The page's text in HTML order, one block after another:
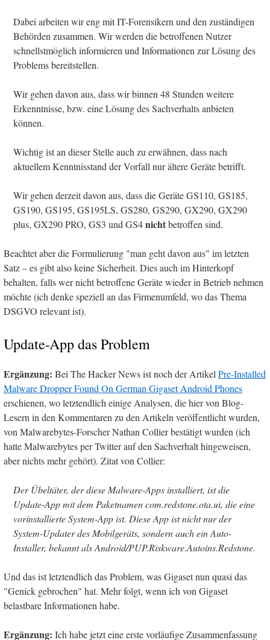
Dabei arbeiten wir eng mit IT-Forensikern und den zuständigen
Behörden zusammen. Wir werden die betroffenen Nutzer
schnellstmöglich informieren und Informationen zur Lösung des
Problems bereitstellen.
Wir gehen davon aus, dass wir binnen 48 Stunden weitere
Erkenntnisse, bzw. eine Lösung des Sachverhalts anbieten
können.
Wichtig ist an dieser Stelle auch zu erwähnen, dass nach
aktuellem Kenntnisstand der Vorfall nur ältere Geräte betrifft.
Wir gehen derzeit davon aus, dass die Geräte GS110, GS185,
GS190, GS195, GS195LS, GS280, GS290, GX290, GX290
plus, GX290 PRO, GS3 und GS4nichtbetroffen sind.
Beachtet aber die Formulierung "man geht davon aus" im letzten
Satz – es gibt also keine Sicherheit. Dies auch im Hinterkopf
behalten, falls wer nicht betroffene Geräte wieder in Betrieb nehmen
möchte (ich denke speziell an das Firmenumfeld, wo das Thema
DSGVO relevant ist).
Update-App das Problem
Ergänzung: Bei The Hacker News ist noch der ArtikelPre-Installed
Malware Dropper Found On German Gigaset Android Phones
erschienen, wo letztendlich einige Analysen, die hier von Blog-
Lesern in den Kommentaren zu den Artikeln veröffentlicht wurden,
von Malwarebytes-Forscher Nathan Collier bestätigt wurden (ich
hatte Malwarebytes per Twitter auf den Sachverhalt hingeweisen,
aber nichts mehr gehört). Zitat von Collier:
Der Übeltäter, der diese Malware-Apps installiert, ist die
Update-App mit dem Paketnamen com.redstone.ota.ui, die eine
vorinstallierte System-App ist. Diese App ist nicht nur der
System-Updater des Mobilgeräts, sondern auch ein Auto-
Installer, bekannt als Android/PUP.Riskware.Autoins.Redstone.
Und das ist letztendlich das Problem, was Gigaset nun quasi das
"Genick gebrochen" hat. Mehr folgt, wenn ich von Gigaset
belastbare Informationen habe.
Ergänzung: Ich habe jetzt eine erste vorläufige Zusammenfassung